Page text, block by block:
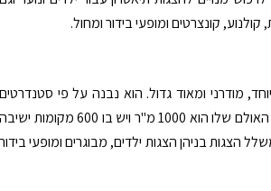
קונצרטים ומופעי בידור ומחול.
מודרני ומאוד גדול. הוא נבנה על פי סטנדרטים
בינלאומיים ומארח הפקות גדולות. שטח האולם שלו הוא 1000 מ"ר ויש בו 600 מקומות ישיבה
בו משלל הצגות בניהן הצגות ילדים, מבוגרים ומופעי בידור